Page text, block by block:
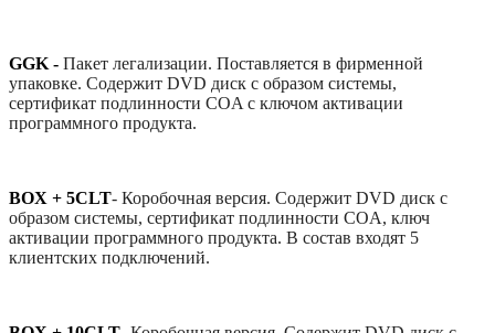
GGK - Пакет легализации. Поставляется в фирменной
упаковке. Содержит DVD диск с образом системы,
сертификат подлинности COA с ключом активации
программного продукта.
BOX + 5CLT- Коробочная версия. Содержит DVD диск с
образом системы, сертификат подлинности COA, ключ
активации программного продукта. В состав входят 5
клиентских подключений.